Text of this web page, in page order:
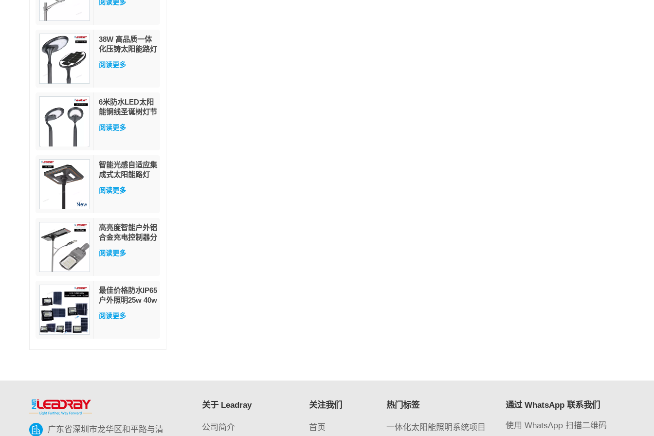
40W LED太阳能
阅读更多
38W 高品质一体
化压铸太阳能路灯
灯杆安装 适用于
阅读更多
6米防水LED太阳
能铜线圣诞树灯节
串户外花园装饰
阅读更多
智能光感自适应集
成式太阳能路灯
阅读更多
高亮度智能户外铝
合金充电控制器分
路灯
阅读更多
最佳价格防水IP65
户外照明25w 40w
300w ABS玻璃
阅读更多
广东省深圳市龙华区和平路与清
关于 Leadray
公司简介
关注我们
首页
热门标签
一体化太阳能照明系统项目
通过 WhatsApp 联系我们
使用 WhatsApp 扫描二维码